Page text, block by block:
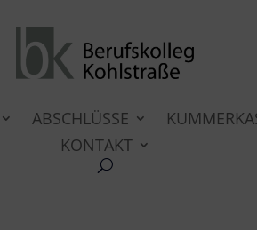
ABSCHLÜSSE
KONTAKT